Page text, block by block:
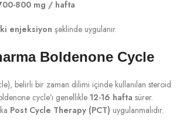
800 mg / hafta
enjeksiyon şeklinde uygulanır.
Boldenone Cycle
belirli bir zaman dilimi içinde kullanılan steroid
cycle’ı genellikle 12-16 hafta sürer.
Post Cycle Therapy (PCT) uygulanmalıdır.